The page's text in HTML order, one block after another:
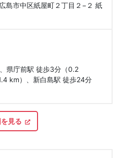
島市中区紙屋町２丁目２−２ 紙
県庁前駅 徒歩3分（0.2
km）、新白島駅 徒歩24分
見る